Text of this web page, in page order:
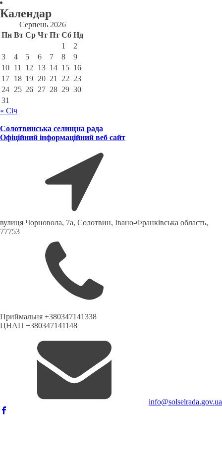
Календар
Серпень 2026
Пн Вт Ср Чт Пт Сб Нд
1
2
3
4 5 6 7 8
9
10 11 12 13 14 15 16
17 18 19 20 21 22 23
24 25 26 27 28 29 30
31
« Січ
Солотвинська селищна рада
Офіційний інформаційний веб сайт
вулиця Чорновола, 7a, Солотвин, Івано-Франківська область,
77753
Приймальня +380347141338
ЦНАП +380347141148
info@solselrada.gov.ua